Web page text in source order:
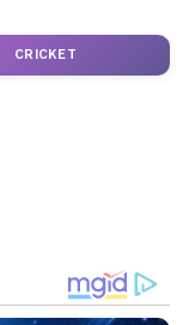
CRICKET